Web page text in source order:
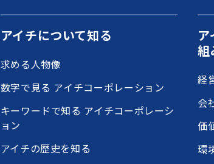
アイチについて知る
求める人物像
数字で見る アイチコーポレーション
キーワードで知る アイチコーポレーシ
ョン
アイチの歴史を知る
組
経
会
価
環